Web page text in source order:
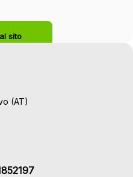
sito
(AT)